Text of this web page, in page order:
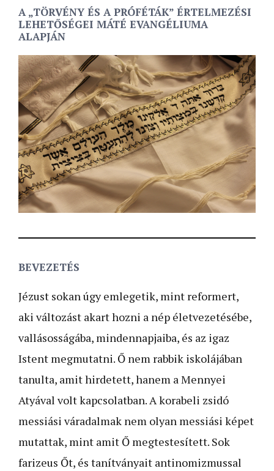
A „TÖRVÉNY ÉS A PRÓFÉTÁK” ÉRTELMEZÉSI
LEHETŐSÉGEI MÁTÉ EVANGÉLIUMA
ALAPJÁN
BEVEZETÉS
Jézust sokan úgy emlegetik, mint reformert,
aki változást akart hozni a nép életvezetésébe,
vallásosságába, mindennapjaiba, és az igaz
Istent megmutatni. Ő nem rabbik iskolájában
tanulta, amit hirdetett, hanem a Mennyei
Atyával volt kapcsolatban. A korabeli zsidó
messiási váradalmak nem olyan messiási képet
mutattak, mint amit Ő megtestesített. Sok
farizeus Őt, és tanítványait antinomizmussal